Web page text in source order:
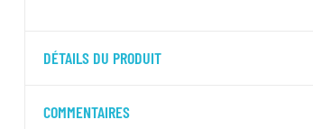
DÉTAILS DU PRODUIT
COMMENTAIRES